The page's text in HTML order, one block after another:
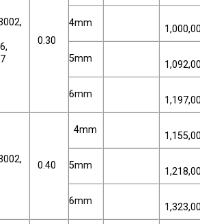
0.30
4mm
5mm
6mm
0.40
4mm
5mm
6mm